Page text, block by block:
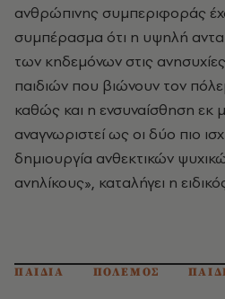
ανθρώπινης συμπεριφοράς
συμπέρασμα ότι η υψηλή
των κηδεμόνων στις
παιδιών που βιώνουν τον
καθώς και η ενσυναίσθηση εκ
αναγνωριστεί ως οι δύο πιο
δημιουργία ανθεκτικών
ανηλίκους», καταλήγει η
ΠΑΙΔΙΑ ΠΟΛΕΜΟΣ